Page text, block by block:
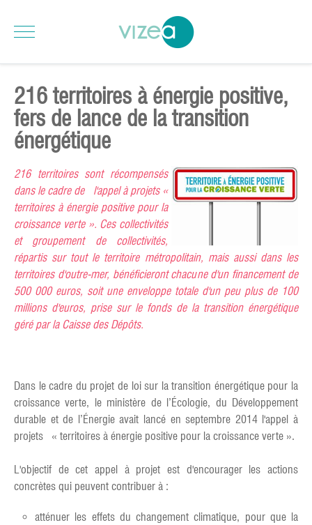
216 territoires à énergie positive,
fers de lance de la transition
énergétique
216 territoires sont récompensés
dans le cadre de l'appel à projets «
territoires à énergie positive pour la
croissance verte ». Ces collectivités
et groupement de collectivités,
répartis sur tout le territoire métropolitain, mais aussi dans les
territoires d'outre-mer, bénéficieront chacune d'un financement de
500 000 euros, soit une enveloppe totale d'un peu plus de 100
millions d'euros, prise sur le fonds de la transition énergétique
géré par la Caisse des Dépôts.
Dans le cadre du projet de loi sur la transition énergétique pour la
croissance verte, le ministère de l’Écologie, du Développement
durable et de l’Énergie avait lancé en septembre 2014 l'appel à
projets « territoires à énergie positive pour la croissance verte ».
L'objectif de cet appel à projet est d'encourager les actions
concrètes qui peuvent contribuer à :
atténuer les effets du changement climatique, pour que la